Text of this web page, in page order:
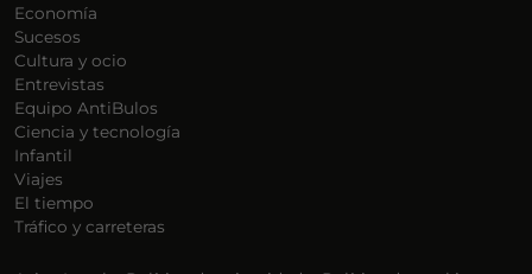
Economía
Sucesos
Cultura y ocio
Entrevistas
Equipo AntiBulos
Ciencia y tecnología
Infantil
Viajes
El tiempo
Tráfico y carreteras